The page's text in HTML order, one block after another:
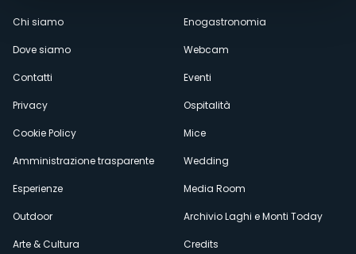
Menù
secondario
Chi siamo
Dove siamo
Contatti
Privacy
Cookie Policy
Amministrazione trasparente
Esperienze
Outdoor
Arte & Cultura
Enogastronomia
Webcam
Eventi
Ospitalità
Mice
Wedding
Media Room
Archivio Laghi e Monti Today
Credits